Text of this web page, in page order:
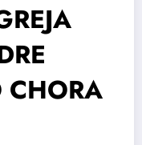
CHORA